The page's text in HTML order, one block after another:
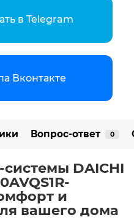
в Telegram
Вконтакте
Вопрос-ответ 0
DAICHI
и
вашего дома